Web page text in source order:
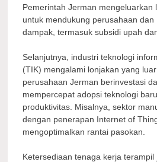
Pemerintah Jerman mengeluarkan
untuk mendukung perusahaan
dampak, termasuk subsidi upah
Selanjutnya, industri teknologi
(TIK) mengalami lonjakan yang
perusahaan Jerman berinvestasi
mempercepat adopsi teknologi
produktivitas. Misalnya, sektor
dengan penerapan Internet of
mengoptimalkan rantai pasokan.
Ketersediaan tenaga kerja